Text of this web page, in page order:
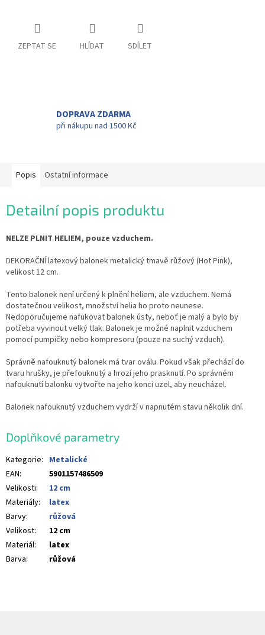
ZEPTAT SE HLÍDAT SDÍLET
DOPRAVA ZDARMA
při nákupu nad 1500 Kč
Popis Ostatní informace
Detailní popis produktu
NELZE PLNIT HELIEM, pouze vzduchem.
DEKORAČNÍ latexový balonek metalický tmavě růžový (Hot Pink),
velikost 12 cm.
Tento balonek není určený k plnění heliem, ale vzduchem. Nemá
dostatečnou velikost, množství helia ho proto neunese.
Nedoporučujeme nafukovat balonek ústy, neboť je malý a bylo by
potřeba vyvinout velký tlak. Balonek je možné naplnit vzduchem
pomocí pumpičky nebo kompresoru (pouze na suchý vzduch).
Správně nafouknutý balonek má tvar oválu. Pokud však přechází do
tvaru hrušky, je přefouknutý a hrozí jeho prasknutí. Po správném
nafouknutí balonku vytvořte na jeho konci uzel, aby neucházel.
Balonek nafouknutý vzduchem vydrží v napnutém stavu několik dní.
Doplňkové parametry
Kategorie: Metalické
EAN:
5901157486509
Velikosti:
12 cm
Materiály:
latex
Barvy:
růžová
Velikost:
12 cm
Materiál:
latex
Barva: růžová